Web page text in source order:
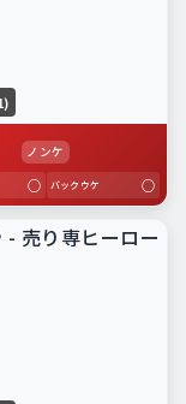
ノンケ
○ バックウケ ○